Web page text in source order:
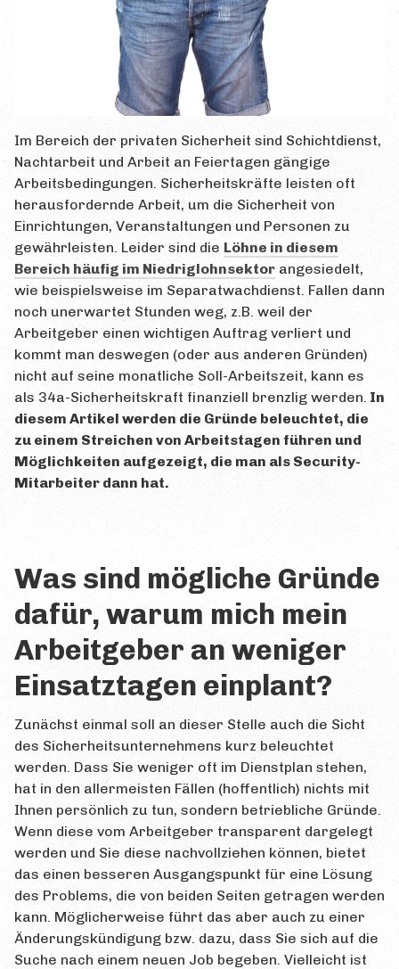
Im Bereich der privaten Sicherheit sind Schichtdienst,
Nachtarbeit und Arbeit an Feiertagen gängige
Arbeitsbedingungen. Sicherheitskräfte leisten oft
herausfordernde Arbeit, um die Sicherheit von
Einrichtungen, Veranstaltungen und Personen zu
gewährleisten. Leider sind die Löhne in diesem
Bereich häufig im Niedriglohnsektor angesiedelt,
wie beispielsweise im Separatwachdienst. Fallen dann
noch unerwartet Stunden weg, z.B. weil der
Arbeitgeber einen wichtigen Auftrag verliert und
kommt man deswegen (oder aus anderen Gründen)
nicht auf seine monatliche Soll-Arbeitszeit, kann es
als 34a-Sicherheitskraft finanziell brenzlig werden. In
diesem Artikel werden die Gründe beleuchtet, die
zu einem Streichen von Arbeitstagen führen und
Möglichkeiten aufgezeigt, die man als Security-
Mitarbeiter dann hat.
Was sind mögliche Gründe
dafür, warum mich mein
Arbeitgeber an weniger
Einsatztagen einplant?
Zunächst einmal soll an dieser Stelle auch die Sicht
des Sicherheitsunternehmens kurz beleuchtet
werden. Dass Sie weniger oft im Dienstplan stehen,
hat in den allermeisten Fällen (hoffentlich) nichts mit
Ihnen persönlich zu tun, sondern betriebliche Gründe.
Wenn diese vom Arbeitgeber transparent dargelegt
werden und Sie diese nachvollziehen können, bietet
das einen besseren Ausgangspunkt für eine Lösung
des Problems, die von beiden Seiten getragen werden
kann. Möglicherweise führt das aber auch zu einer
Änderungskündigung bzw. dazu, dass Sie sich auf die
Suche nach einem neuen Job begeben. Vielleicht ist